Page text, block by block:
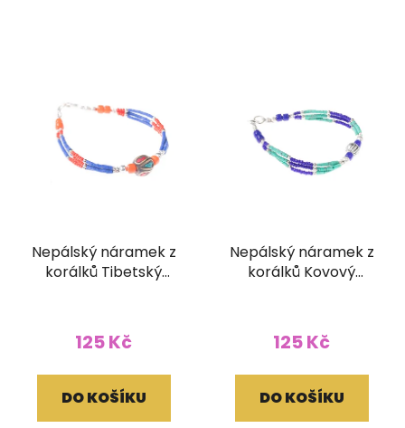
Nepálský náramek z
korálků Tibetský
125 Kč
DO KOŠÍKU
Nepálský náramek z
korálků Kovový
125 Kč
DO KOŠÍKU